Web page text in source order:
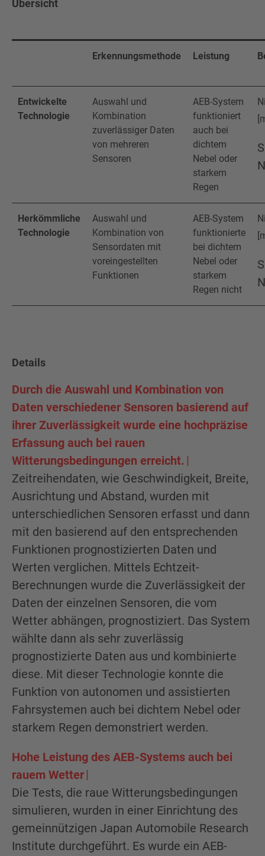
Übersicht
Erkennungsmethode Leistung
Entwickelte
Technologie
Auswahl und
Kombination
zuverlässiger Daten
von mehreren
Sensoren
AEB-System
funktioniert
auch bei
dichtem
Nebel oder
starkem
Regen
Herkömmliche
Technologie
Auswahl und
Kombination von
Sensordaten mit
voreingestellten
Funktionen
AEB-System
funktionierte
bei dichtem
Nebel oder
starkem
Regen nicht
Details
Durch die Auswahl und Kombination von
Daten verschiedener Sensoren basierend auf
ihrer Zuverlässigkeit wurde eine hochpräzise
Erfassung auch bei rauen
Witterungsbedingungen erreicht.
Zeitreihendaten, wie Geschwindigkeit, Breite,
Ausrichtung und Abstand, wurden mit
unterschiedlichen Sensoren erfasst und dann
mit den basierend auf den entsprechenden
Funktionen prognostizierten Daten und
Werten verglichen. Mittels Echtzeit-
Berechnungen wurde die Zuverlässigkeit der
Daten der einzelnen Sensoren, die vom
Wetter abhängen, prognostiziert. Das System
wählte dann als sehr zuverlässig
prognostizierte Daten aus und kombinierte
diese. Mit dieser Technologie konnte die
Funktion von autonomen und assistierten
Fahrsystemen auch bei dichtem Nebel oder
starkem Regen demonstriert werden.
Hohe Leistung des AEB-Systems auch bei
rauem Wetter
Die Tests, die raue Witterungsbedingungen
simulieren, wurden in einer Einrichtung des
gemeinnützigen Japan Automobile Research
Institute durchgeführt. Es wurde ein AEB-